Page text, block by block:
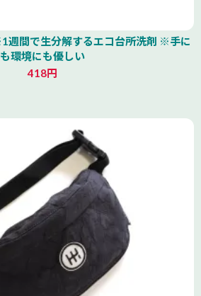
週間で生分解するエコ台所洗剤 ※手に
も環境にも優しい
418円